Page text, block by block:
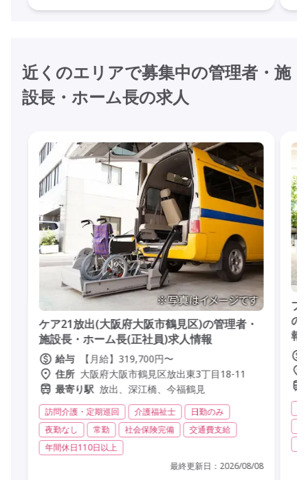
近くのエリアで募集中の管理者・施
設長・ホーム長の求人
ケア21放出(大阪府大阪市鶴見区)の管理者・
施設長・ホーム長(正社員)求人情報
給与
【月給】319,700円〜
住所 大阪府大阪市鶴見区放出東3丁目18-11
最寄り駅 放出、深江橋、今福鶴見
訪問介護・定期巡回 介護福祉士
日勤のみ
夜勤なし
常勤 社会保険完備
交通費支給
年間休日110日以上
最終更新日： 2026/08/08
プ
の
報